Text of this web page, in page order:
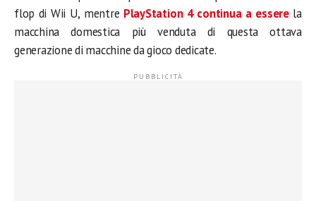
flop di Wii U, mentre PlayStation 4 continua a esserela
macchina domestica più venduta di questa ottava
generazione di macchine da gioco dedicate.